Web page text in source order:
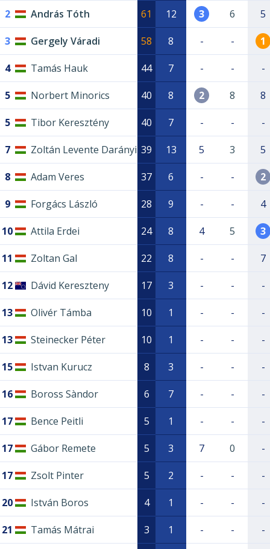
2 András Tóth 61 12 3 6 5
3 Gergely Váradi 58 8 - - 1
4 Tamás Hauk 44 7 - - -
5 Norbert Minorics 40 8 2 8 8
5 Tibor Keresztény 40 7 - - -
7 Zoltán Levente Darányi 39 13 5 3 5
8 Adam Veres 37 6 - - 2
9 Forgács László 28 9 - - 4
10 Attila Erdei 24 8 4 5 3
11 Zoltan Gal 22 8 - - 7
12 Dávid Kereszteny 17 3 - - -
13 Olivér Támba 10 1 - - -
13 Steinecker Péter 10 1 - - -
15 Istvan Kurucz 8 3 - - -
16 Boross Sàndor 6 7 - - -
17 Bence Peitli 5 1 - - -
17 Gábor Remete 5 3 7 0 -
17 Zsolt Pinter 5 2 - - -
20 István Boros 4 1 - - -
21 Tamás Mátrai 3 1 - - -